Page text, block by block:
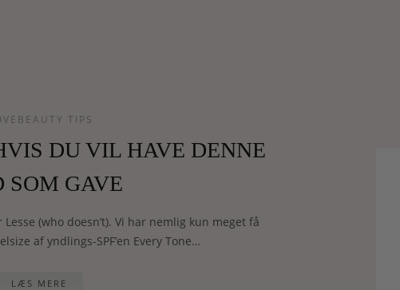
TIPS
DU VIL HAVE DENNE
SOM GAVE
(who doesn’t). Vi har nemlig kun meget få
af yndlings-SPF’en Every Tone…
LÆS MERE